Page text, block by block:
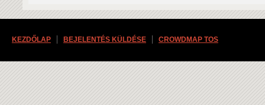
KEZDŐLAP BEJELENTÉS KÜLDÉSE CROWDMAP TOS